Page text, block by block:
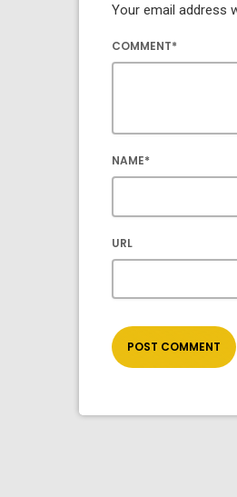
Your email address
COMMENT*
NAME*
URL